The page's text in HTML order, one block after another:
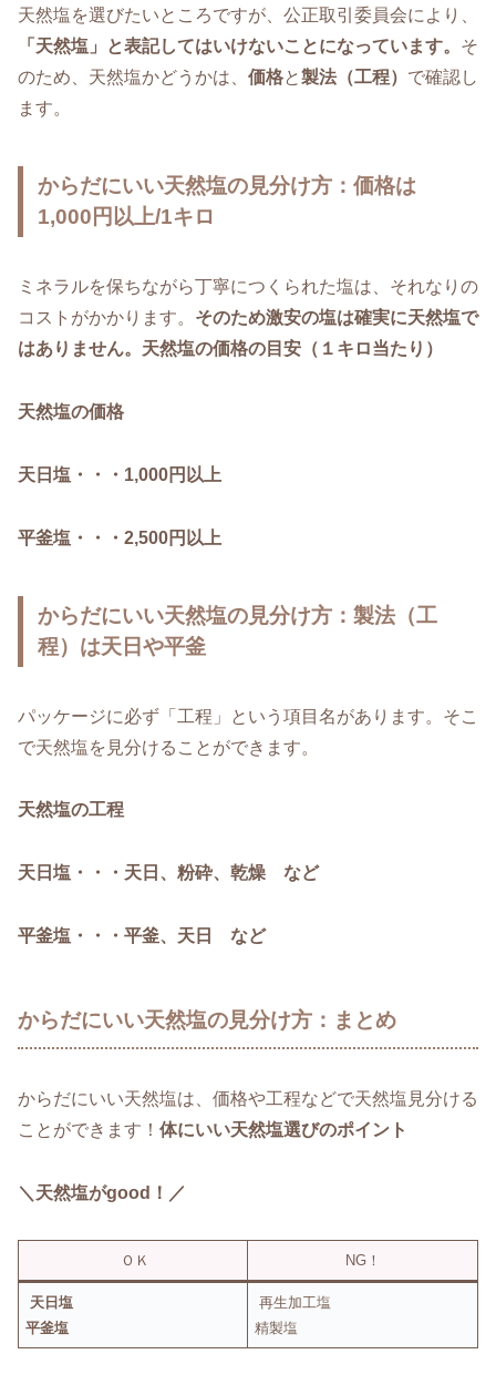
天然塩を選びたいところですが、公正取引委員会により、
「天然塩」と表記してはいけないことになっています。 そ
のため、天然塩かどうかは、 価格と製法（工程） で確認し
ます。
からだにいい天然塩の見分け方：価格は
1,000円以上/1キロ
ミネラルを保ちながら丁寧につくられた塩は、それなりの
コストがかかります。 そのため激安の塩は確実に天然塩で
はありません。 天然塩の価格の目安（１キロ当たり）
天然塩の価格
天日塩・・・1,000円以上
平釜塩・・・2,500円以上
からだにいい天然塩の見分け方：製法（工
程）は天日や平釜
パッケージに必ず「工程」という項目名があります。そこ
で天然塩を見分けることができます。
天然塩の工程
天日塩・・・天日、粉砕、乾燥 など
平釜塩・・・平釜、天日 など
からだにいい天然塩の見分け方：まとめ
からだにいい天然塩は、価格や工程などで天然塩見分ける
ことができます！ 体にいい天然塩選びのポイント
＼天然塩がgood！／
ＯＫ NG！
天日塩
平釜塩
再生加工塩
精製塩